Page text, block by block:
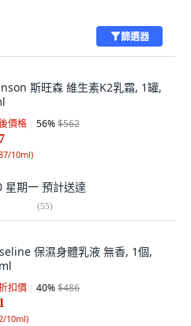
篩選器
斯旺森 維生素K2乳霜, 1罐,
價格 56%$562
10ml)
星期一 預計送達
(55)
保濕身體乳液 無香, 1個,
扣價 40%$486
10ml)